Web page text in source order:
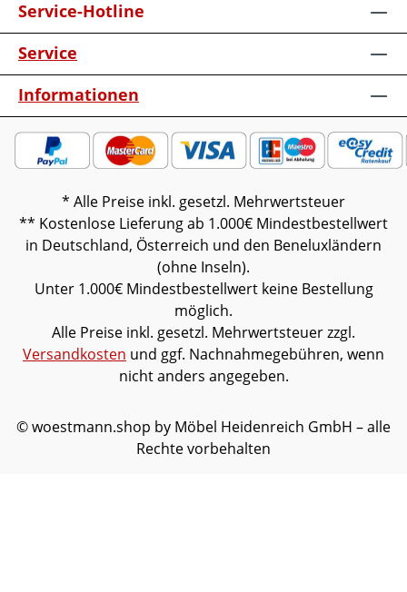
und FunkdimmerEinlegeboden klein B 43
(Restmontage kann erforderlich
sein).Farben können auf verschiedenen
Bildschirmen abweichen. Deko oder
andere Beimöbel sind nicht enthalten.
Abbildung kann abweichen.
Service-Hotline
Service
Informationen
* Alle Preise inkl. gesetzl. Mehrwertsteuer
** Kostenlose Lieferung ab 1.000€ Mindestbestellwert
in Deutschland, Österreich und den Beneluxländern
(ohne Inseln).
Unter 1.000€ Mindestbestellwert keine Bestellung
möglich.
Alle Preise inkl. gesetzl. Mehrwertsteuer zzgl.
Versandkosten und ggf. Nachnahmegebühren, wenn
nicht anders angegeben.
© woestmann.shop by Möbel Heidenreich GmbH – alle
Rechte vorbehalten